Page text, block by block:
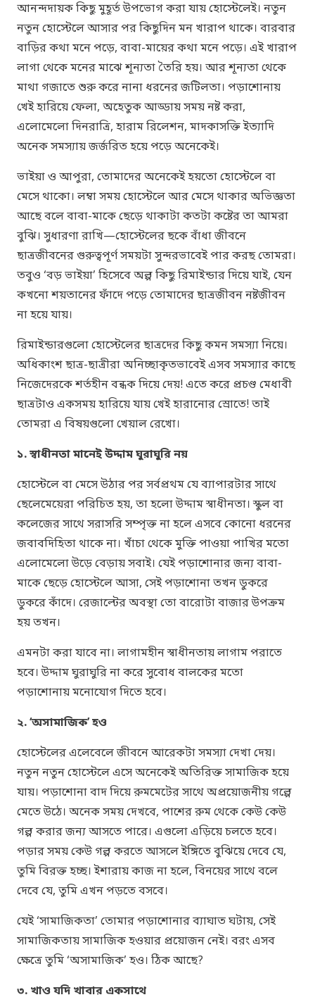
আনন্দদায়ক কিছু মুহূর্ত উপভোগ করা যায় হোস্টেলেই। নতুন
নতুন হোস্টেলে আসার পর কিছুদিন মন খারাপ থাকে। বারবার
বাড়ির কথা মনে পড়ে, বাবা-মায়ের কথা মনে পড়ে। এই খারাপ
লাগা থেকে মনের মাঝে শূন্যতা তৈরি হয়। আর শূন্যতা থেকে
মাথা গজাতে শুরু করে নানা ধরনের জটিলতা। পড়াশোনায়
খেই হারিয়ে ফেলা, অহেতুক আড্ডায় সময় নষ্ট করা,
এলোমেলো দিনরাত্রি, হারাম রিলেশন, মাদকাসক্তি ইত্যাদি
অনেক সমস্যায় জর্জরিত হয়ে পড়ে অনেকেই।
ভাইয়া ও আপুরা, তোমাদের অনেকেই হয়তো হোস্টেলে বা
মেসে থাকো। লম্বা সময় হোস্টেলে আর মেসে থাকার অভিজ্ঞতা
আছে বলে বাবা-মাকে ছেড়ে থাকাটা কতটা কষ্টের তা আমরা
বুঝি। সুধারণা রাখি—হোস্টেলের ছকে বাঁধা জীবনে
ছাত্রজীবনের গুরুত্বপূর্ণ সময়টা সুন্দরভাবেই পার করছ তোমরা।
তবুও ‘বড় ভাইয়া’ হিসেবে অল্প কিছু রিমাইন্ডার দিয়ে যাই, যেন
কখনো শয়তানের ফাঁদে পড়ে তোমাদের ছাত্রজীবন নষ্টজীবন
না হয়ে যায়।
রিমাইন্ডারগুলো হোস্টেলের ছাত্রদের কিছু কমন সমস্যা নিয়ে।
অধিকাংশ ছাত্র-ছাত্রীরা অনিচ্ছাকৃতভাবেই এসব সমস্যার কাছে
নিজেদেরকে শর্তহীন বন্ধক দিয়ে দেয়! এতে করে প্রচণ্ড মেধাবী
ছাত্রটাও একসময় হারিয়ে যায় খেই হারানোর স্রোতে! তাই
তোমরা এ বিষয়গুলো খেয়াল রেখো।
১. স্বাধীনতা মানেই উদ্দাম ঘুরাঘুরি নয়
হোস্টেলে বা মেসে উঠার পর সর্বপ্রথম যে ব্যাপারটার সাথে
ছেলেমেয়েরা পরিচিত হয়, তা হলো উদ্দাম স্বাধীনতা। স্কুল বা
কলেজের সাথে সরাসরি সম্পৃক্ত না হলে এসবে কোনো ধরনের
জবাবদিহিতা থাকে না। খাঁচা থেকে মুক্তি পাওয়া পাখির মতো
এলোমেলো উড়ে বেড়ায় সবাই। যেই পড়াশোনার জন্য বাবা-
মাকে ছেড়ে হোস্টেলে আসা, সেই পড়াশোনা তখন ডুকরে
ডুকরে কাঁদে। রেজাল্টের অবস্থা তো বারোটা বাজার উপক্রম
হয় তখন।
এমনটা করা যাবে না। লাগামহীন স্বাধীনতায় লাগাম পরাতে
হবে। উদ্দাম ঘুরাঘুরি না করে সুবোধ বালকের মতো
পড়াশোনায় মনোযোগ দিতে হবে।
২. ‘অসামাজিক’ হও
হোস্টেলের এলেবেলে জীবনে আরেকটা সমস্যা দেখা দেয়।
নতুন নতুন হোস্টেলে এসে অনেকেই অতিরিক্ত সামাজিক হয়ে
যায়। পড়াশোনা বাদ দিয়ে রুমমেটের সাথে অপ্রয়োজনীয় গল্পে
মেতে উঠে। অনেক সময় দেখবে, পাশের রুম থেকে কেউ কেউ
গল্প করার জন্য আসতে পারে। এগুলো এড়িয়ে চলতে হবে।
পড়ার সময় কেউ গল্প করতে আসলে ইঙ্গিতে বুঝিয়ে দেবে যে,
তুমি বিরক্ত হচ্ছ। ইশারায় কাজ না হলে, বিনয়ের সাথে বলে
দেবে যে, তুমি এখন পড়তে বসবে।
যেই ‘সামাজিকতা’ তোমার পড়াশোনার ব্যাঘাত ঘটায়, সেই
সামাজিকতায় সামাজিক হওয়ার প্রয়োজন নেই। বরং এসব
ক্ষেত্রে তুমি ‘অসামাজিক’ হও। ঠিক আছে?
৩. খাও যদি খাবার একসাথে